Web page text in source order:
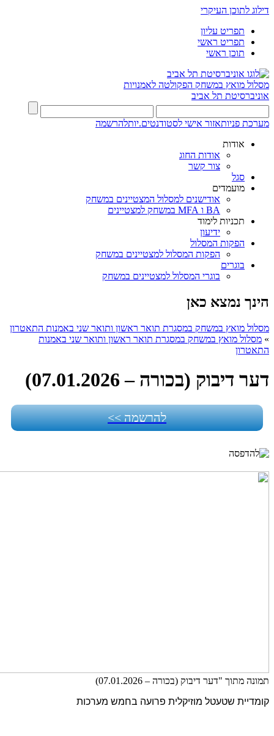
דילוג לתוכן העיקרי
תפריט עליון
תפריט ראשי
תוכן ראשי
מסלול מואץ במשחק הפקולטה לאמנויות
אוניברסיטת תל אביב
מערכת פניותאזור אישי לסטודנטים.יותלהרשמה
אודות
אודות החוג
צור קשר
סגל
מועמדים
אודישנים למסלול המצטיינים במשחק
BA ו MFA במשחק למצטיינים
תכניות לימוד
ידיעון
הפקות המסלול
הפקות המסלול למצטיינים במשחק
בוגרים
בוגרי המסלול למצטיינים במשחק
הינך נמצא כאן
מסלול מואץ במשחק במסגרת תואר ראשון ותואר שני באמנות התאטרון
» מסלול מואץ במשחק במסגרת תואר ראשון ותואר שני באמנות
התאטרון
דער דיבוק (בכורה – 07.01.2026)
להרשמה >>
תמונה מתוך "דער דיבוק (בכורה – 07.01.2026)
קומדיית שטעטל מוזיקלית פרועה בחמש מערכות